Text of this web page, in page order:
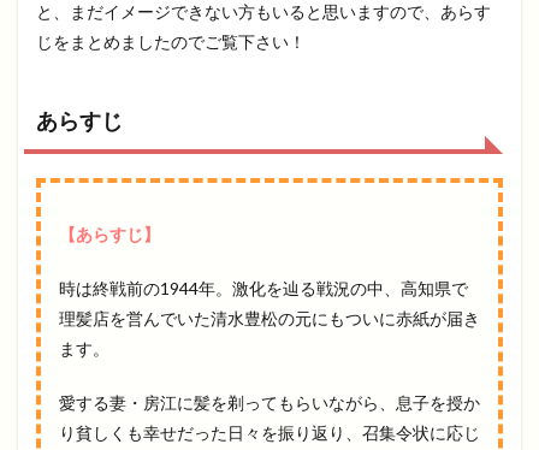
と、まだイメージできない方もいると思いますので、あらす
じをまとめましたのでご覧下さい！
あらすじ
【あらすじ】
時は終戦前の1944年。激化を辿る戦況の中、高知県で
理髪店を営んでいた清水豊松の元にもついに赤紙が届き
ます。
愛する妻・房江に髪を剃ってもらいながら、息子を授か
り貧しくも幸せだった日々を振り返り、召集令状に応じ